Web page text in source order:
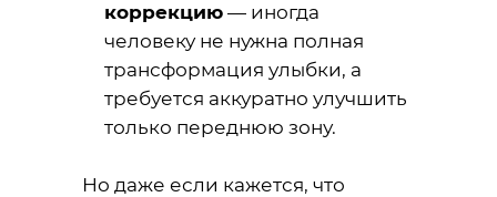
коррекцию — иногда
человеку не нужна полная
трансформация улыбки, а
требуется аккуратно улучшить
только переднюю зону.
Но даже если кажется, что